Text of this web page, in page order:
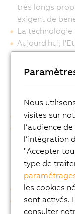
très longs
exigent de
La
Aujourd'hui,
significative.
L'Ethernet
Les
transfert de
L'intégration
d'Ethernet
la flexibilité
L'Ethernet
Avec
Nous
visites sur
l‘audience
l‘intégration
"Accepter
type de
les cookies
sont activés.
consulter